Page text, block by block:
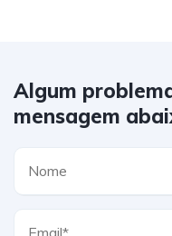
Algum
mensagem